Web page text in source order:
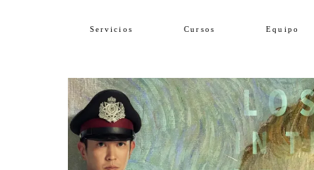
Servicios Cursos Equipo